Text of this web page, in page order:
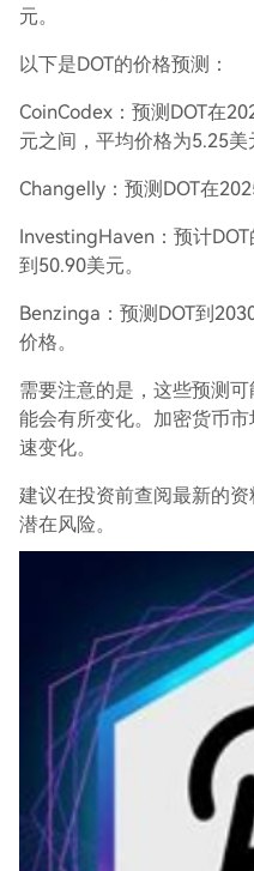
元。
以下是DOT的价格预测：
CoinCodex：预测DOT在
元之间，平均价格为5.25美
Changelly：预测DOT在
InvestingHaven：预计
到50.90美元。
Benzinga：预测DOT到
价格。
需要注意的是，这些预测
能会有所变化。加密货币
速变化。
建议在投资前查阅最新的
潜在风险。